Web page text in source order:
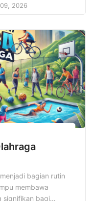
kualitas hidup
masih banyak
yang
sangat penting
2026
bagian rutin
membawa
signifikan bagi